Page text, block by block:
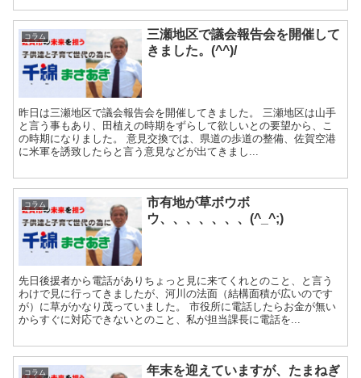
コラム
三瀬地区で議会報告会を開催して
きました。(^^)/
昨日は三瀬地区で議会報告会を開催してきました。 三瀬地区は山手
と言う事もあり、田植えの時期をずらして欲しいとの要望から、こ
の時期になりました。 意見交換では、県道の歩道の整備、佐賀空港
に米軍を誘致したらと言う意見などが出てきまし...
コラム
市有地が草ボウボ
ウ、、、、、、、(^_^;)
先日後援者から電話がありちょっと見に来てくれとのこと、と言う
わけで見に行ってきましたが、河川の法面（結構面積が広いのです
が）に草がかなり茂っていました。 市役所に電話したらお金が無い
からすぐに対応できないとのこと、私が担当課長に電話を...
コラム
年末を迎えていますが、たまねぎ